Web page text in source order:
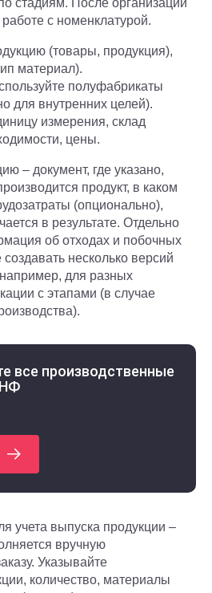
стадиям. После организации
с номенклатурой.
(товары, продукция),
материал).
полуфабрикаты
для внутренних целей).
измерения, склад
цены.
– документ, где указано,
продукт, в каком
(опционально),
в результате. Отдельно
об отходах и побочных
несколько версий
для разных
с этапами (в случае
все производственные
учета выпуска продукции –
вручную
Указывайте
количество, материалы